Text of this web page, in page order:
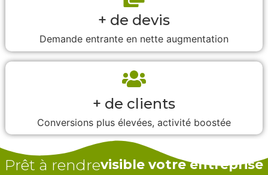
+ de devis
Demande entrante en nette augmentation
+ de clients
Conversions plus élevées, activité boostée
Prêt à rendrevisible votre entreprise